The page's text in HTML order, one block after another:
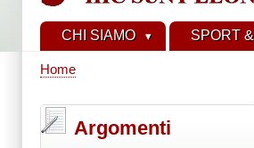
CHI SIAMO SPORT
di
pane
Home
Argomenti